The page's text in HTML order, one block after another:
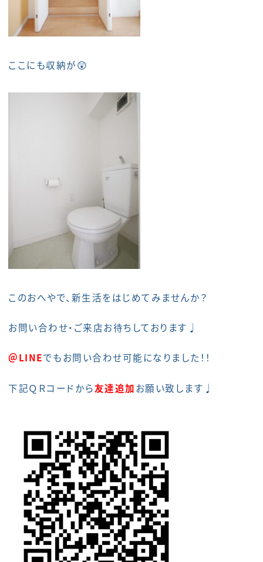
ここにも収納が😲
このおへやで、新生活をはじめてみませんか？
お問い合わせ・ご来店お待ちしております♩
＠LINEでもお問い合わせ可能になりました！！
下記ＱＲコードから友達追加お願い致します♩